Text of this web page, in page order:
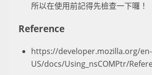
所以在使用前記得先檢查一下囉！
Reference
https://developer.mozilla.org/en-
US/docs/Using_nsCOMPtr/